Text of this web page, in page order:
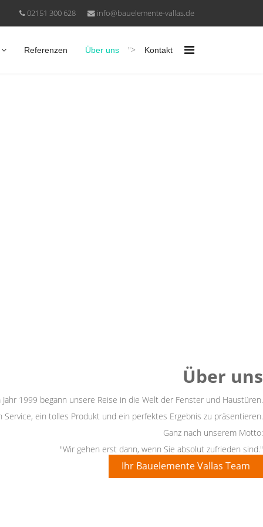
02151 300 628 info@bauelemente-vallas.de
Referenzen Über uns "> Kontakt
Über uns
Jahr 1999 begann unsere Reise in die Welt der Fenster und Haustüren.
ein tolles Produkt und ein perfektes Ergebnis zu präsentieren.
Ganz nach unserem Motto:
"Wir gehen erst dann, wenn Sie absolut zufrieden sind."
Ihr Bauelemente Vallas Team